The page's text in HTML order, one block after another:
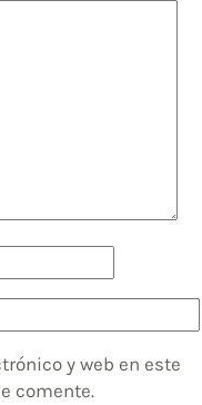
y web en este
comente.